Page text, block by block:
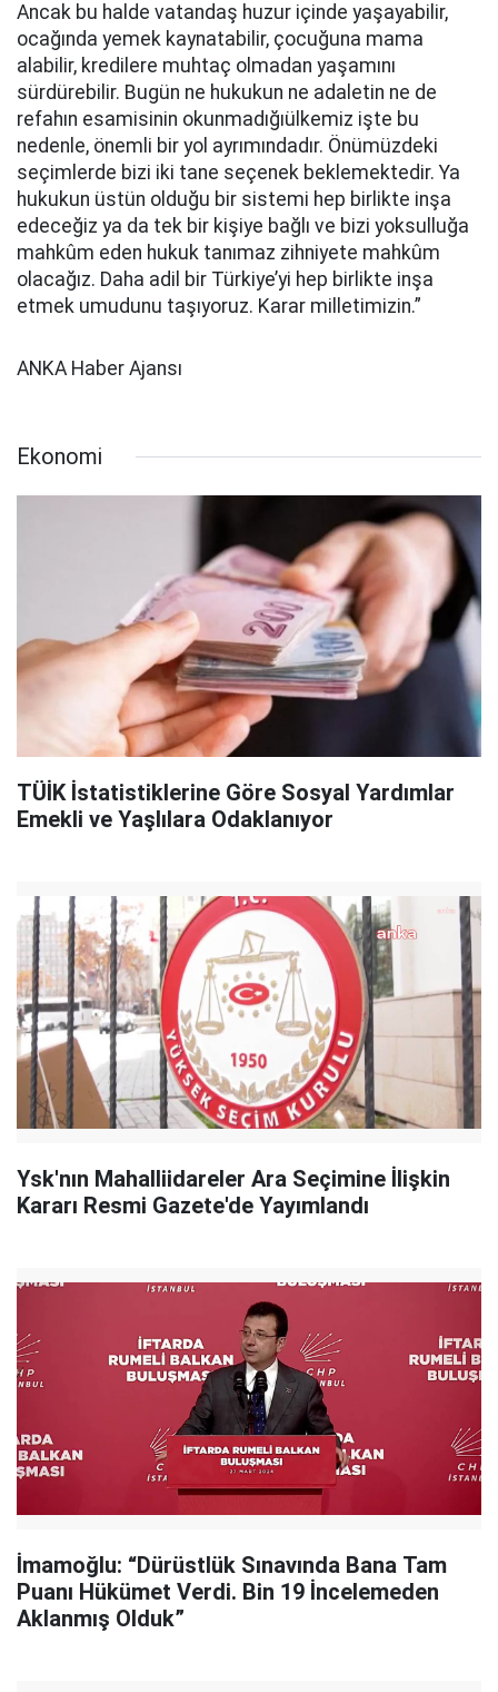
Ancak bu halde vatandaş huzur içinde yaşayabilir,
ocağında yemek kaynatabilir, çocuğuna mama
alabilir, kredilere muhtaç olmadan yaşamını
sürdürebilir. Bugün ne hukukun ne adaletin ne de
refahın esamisinin okunmadığıülkemiz işte bu
nedenle, önemli bir yol ayrımındadır. Önümüzdeki
seçimlerde bizi iki tane seçenek beklemektedir. Ya
hukukun üstün olduğu bir sistemi hep birlikte inşa
edeceğiz ya da tek bir kişiye bağlı ve bizi yoksulluğa
mahkûm eden hukuk tanımaz zihniyete mahkûm
olacağız. Daha adil bir Türkiye’yi hep birlikte inşa
etmek umudunu taşıyoruz. Karar milletimizin.”
ANKA Haber Ajansı
Ekonomi
TÜİK İstatistiklerine Göre Sosyal Yardımlar
Emekli ve Yaşlılara Odaklanıyor
Ysk'nın Mahalliidareler Ara Seçimine İlişkin
Kararı Resmi Gazete'de Yayımlandı
İmamoğlu: “Dürüstlük Sınavında Bana Tam
Puanı Hükümet Verdi. Bin 19 İncelemeden
Aklanmış Olduk”